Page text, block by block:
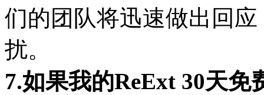
们的团队将迅速做出回
扰。
7.如果我的ReExt 30天